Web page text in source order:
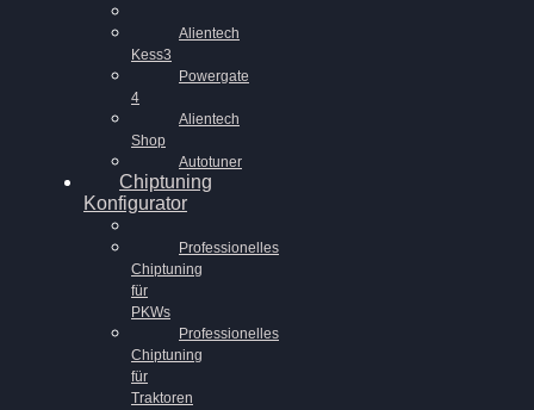
Alientech
Kess3
Powergate
4
Alientech
Shop
Autotuner
Chiptuning
Konfigurator
Professionelles
Chiptuning
für
PKWs
Professionelles
Chiptuning
für
Traktoren